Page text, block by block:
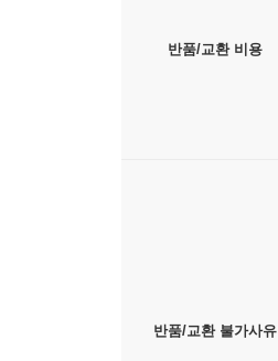
반품/교환 비용
반품/교환 불가사유